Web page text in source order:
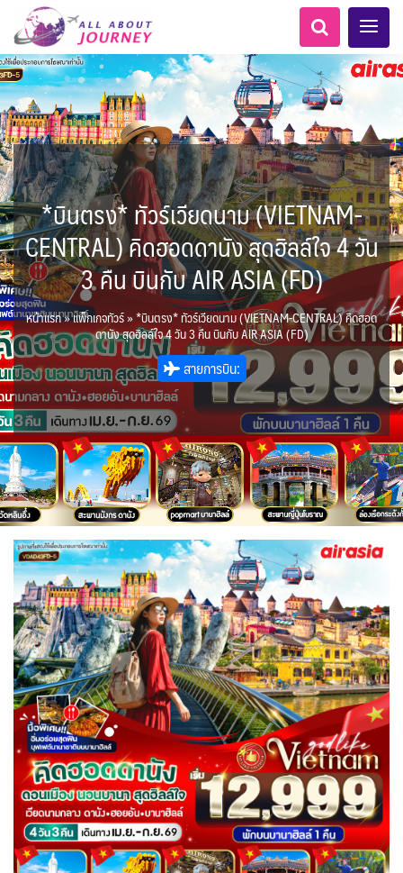
เอเชียกลาง 6 LKA ศรีลังกา 0
AFG อัฟกานิสถาน 0
LKA ศรีลังกา + BGD บังคลา
ศ
0
BTN ภูฏาน 2
BRN บรูไน 0
KHM กัมพูชา 0 จีน 282
HKG ฮ่องกง - มาเก๊า 10 IND อินเดีย 21
IDN อินโดนีเซีย 3 IRQ อิรัก 0
IRN อิหร่าน 0
ISR อิสราเอล 0 JPN ญี่ปุ่น 71
JOR จอร์แดน 4 KAZ คาซัคสถาน 19
KORS เกาหลีใต้ 2 KGZ คีร์กีซสถาน 4
LAO ลาว 0 LBN เลบานอน 0
MYS มาเลเซีย 0 MDV มัลดีฟส์ 0
MNG มองโกเลีย 2 MMR เมียนมาร์
NPL เนปาล 0 OMN โอมาน 0
PAK ปากีสถาน 8
PHL ฟิลิปปินส์ 1 SAU ซาอุดิอาระเบีย 1
SGP สิงคโปร์ 4
SYR ซีเรีย 0 TWN ไต้หวัน 9
TJK ทาจิกิสถาน 1 TKM เติร์กเมนิสถาน 1
ARE ดูไบ, UAE 0 UZB อุซเบกิสถาน 4
YEM เยเมน 0 VNM เวียดนาม 32
ตะวันออกกลาง 0 จอร์แดน - อียิปต์ 4
แอลเบเนีย - Albania 0 Balkan บอลข่าน 1
สวิตเซอร์แลนด์ เยอรมนี
ฝรั่งเศส
1
MNE มอนเตเนโกร 1 ล่าแสงเหนือ-ใต้
Baltic บอลติก 4 ยุโรปตะวันออก 12
ยุโรปราคาถูก 1
ออสเตรีย - Austria 3 AZE อาเซอร์ไบจาน 2
BLR เบลารุส 0 BIH บอสเนีย & เฮอร์เซโกวีนา
1
BEL เบลเยี่ยม 0 HRV โครเอเชีย 3
CYP ไซปรัส 0 DNK เดนมาร์ก 2
CZE เช็ก 0 FIN ฟินแลนด์ 3
FRO หมู่เกาะแฟโร 2 FRA ฝรั่งเศส 1
GEO จอร์เจีย 10 DEU เยอรมนี
GRL กรีนแลนด์ 3 GRC กรีซ 1
ISL ไอซ์แลนด์ 4 ITA อิตาลี 9
MLT มอลต้า 1 MDA มอลโดวา 0
NLD เนเธอร์แลนด์ 0 NOR นอร์เวย์ 3
POL โปแลนด์ 3 PRT โปรตุเกส
RUS รัสเซีย 3 สแกนดิเนเวีย 7
ESP สเปน 4
SVN สโลวิเนีย 2 CHE สวิตเซอร์แลนด์ 8
TUR ตุรเคีย 13 UKR ยูเครน 0
UK อังกฤษ+สหราชอาณาจักร
อเมริกาใต้ 8 อเมริกากลาง 1
ARG อาร์เจนตินา 3
CUB คิวบา 0 CAN แคนาดา 3
CHL ชิลี 3 ECU เอกวาดอร์
PER เปรู 2 USA สหรัฐอเมริกา 6
บราซิล เปรู 3
เม็กซิโก คิวบา 1 อเมริกา แคนาดา 1
ทัวร์ ล่องเรือสำราญยุโรป 5 ทัวร์ ล่องเรือสำราญอลาสก้า
1
ทัวร์ ล่องเรือสำราญอเมริกา
1
ทัวร์ ล่องเรือสำราญเอเชีย 0
ทัวร์ ล่องเรือสำราญประเท
ศอื่นๆ
5
แทนซาเนีย - Tanzania 2 ไมโครนีเซีย - Micronesia 1
เคนย่า - Kenya 2
โมร็อคโค - Morocco 6 นิวซีแลนด์ - New Zealand
11
นามิเบีย - Namibia 1 ขั้วโลกเหนือ 3
ตูนีเซีย - Tunisia 1 เกาะโบราโบร่า - Bora Bora
0
ขั้วโลกใต้ 2 แอฟริกาใต้ - South Africa
3
แอลจีเรีย - Algeria ออสเตรเลีย - Australia 18
ทัวร์ อันซีน ประเทศแปลก 32 ลิเบีย - Libya 1
บราซิล - Brazil
เอธิโอเปีย - Ethiopia 0 อียิปต์ - Egypt 10
ล่องเรือดินเนอร์วันปีใหม่ 19 เรือรอบกลางวัน กทม. 2
ล่องเรือดินเนอร์ วันวาเลนไทน์
22
ล่องเรือดินเนอร์วันลอยกระทง
18
ล่องเรือดินเนอร์แม่น้ำ
าพระยา
34
ล่องเรือโปรแกรมอยุธยา 9
ล่องเรือ รอบ Sunset 14
ล่องเรือเหมาลำ / เหมาชั้น /
อยอร์ช / Speed Boat ส่วนตัวทั่ว
ะเทศ
255
เรือยอร์ช / Speed Boat ฯลฯ
บ Join ทั่วประเทศ
72
ไทยบัสฟู้ดทัวร์ 1 ตั๋วเรือ Hop-on Hop-off 0
ตั๋วสวนสนุก 0
บุฟเฟต์โรงแรม/ร้านอาหาร 2 บุฟเฟต์ใบหยก
โปรแกรมทัวร์ทั่วไทย 0 แต่งชุดไทยถ่ายรูปวัดอรุณฯ
1
พิเศษ! ล่องเรือเทศกาลชมพลุ
ยา
1
ห้องพักราคาพิเศษ 3
ข่าวที่น่าสนใจ
ความรู้ทั่วไป
สถานที่ท่องเที่ยว
*บินตรง* ทัวร์เวียดนาม (VIETNAM-
CENTRAL) คิดฮอดดานัง สุดฮิลล์ใจ 4 วัน
3 คืน บินกับ AIR ASIA (FD)
หน้าแรก»แพ็กเกจทัวร์»*บินตรง* ทัวร์เวียดนาม (VIETNAM-CENTRAL) คิดฮอด
ดานัง สุดฮิลล์ใจ 4 วัน 3 คืน บินกับ AIR ASIA (FD)
สายการบิน: